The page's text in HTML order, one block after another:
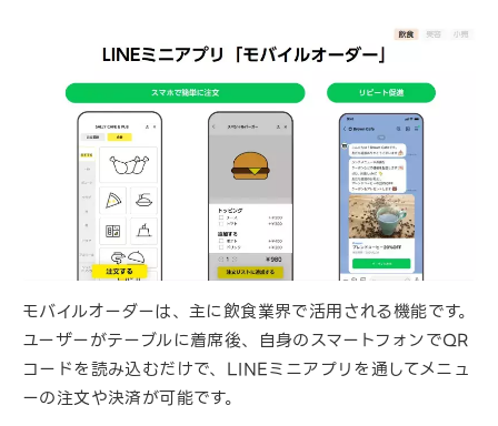
モバイルオーダーは、主に飲食業界で活用される機能です。
ユーザーがテーブルに着席後、自身のスマートフォンでQR
コードを読み込むだけで、LINEミニアプリを通してメニュ
ーの注文や決済が可能です。